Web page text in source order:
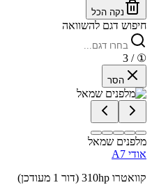
נקה הכל
חיפוש דגם להשוואה
①
/ 3
הסר
מלפנים שמאל
אודי A7
קוואטרו 310hp (דור 1 מעודכן)